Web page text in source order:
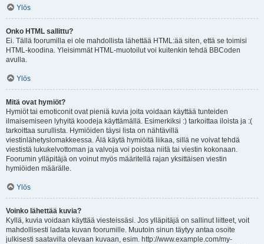
Ylös
Onko HTML sallittu?
Ei. Tällä foorumilla ei ole mahdollista lähettää HTML:ää siten, että se toimisi
HTML-koodina. Yleisimmät HTML-muotoilut voi kuitenkin tehdä BBCoden
avulla.
Ylös
Mitä ovat hymiöt?
Hymiöt tai emoticonit ovat pieniä kuvia joita voidaan käyttää tunteiden
ilmaisemiseen lyhyitä koodeja käyttämällä. Esimerkiksi :) tarkoittaa iloista ja :(
tarkoittaa surullista. Hymiöiden täysi lista on nähtävillä
viestinlähetyslomakkeessa. Älä käytä hymiöitä liikaa, sillä ne voivat tehdä
viestistä lukukelvottoman ja valvoja voi poistaa niitä tai viestin kokonaan.
Foorumin ylläpitäjä on voinut myös määritellä rajan yksittäisen viestin
hymiöiden määrälle.
Ylös
Voinko lähettää kuvia?
Kyllä, kuvia voidaan käyttää viesteissäsi. Jos ylläpitäjä on sallinut liitteet, voit
mahdollisesti ladata kuvan foorumille. Muutoin sinun täytyy antaa osoite
julkisesti saatavilla olevaan kuvaan, esim. http://www.example.com/my-